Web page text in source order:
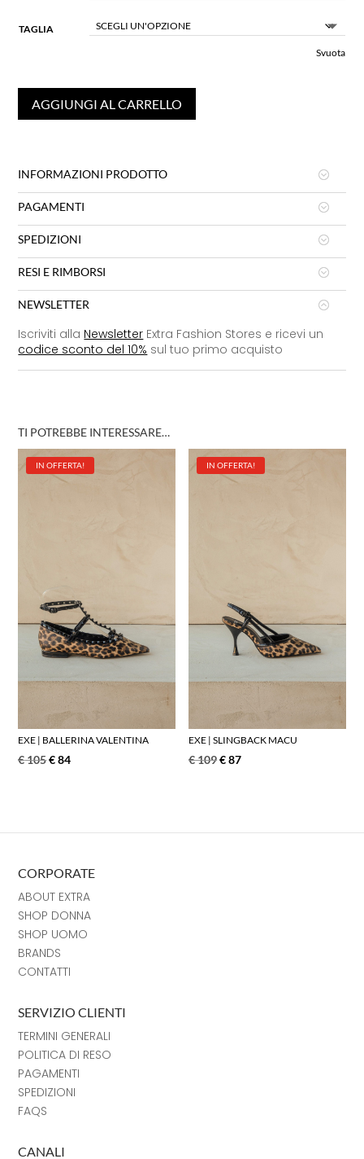
TAGLIA
Svuota
AGGIUNGI AL CARRELLO
INFORMAZIONI PRODOTTO
PAGAMENTI
SPEDIZIONI
RESI E RIMBORSI
NEWSLETTER
Iscriviti alla Newsletter Extra Fashion Stores e ricevi un
codice sconto del 10% sul tuo primo acquisto
TI POTREBBE INTERESSARE…
IN OFFERTA!
EXE | BALLERINA VALENTINA
€105€84
IN OFFERTA!
EXE | SLINGBACK MACU
€109€87
CORPORATE
ABOUT EXTRA
SHOP DONNA
SHOP UOMO
BRANDS
CONTATTI
SERVIZIO CLIENTI
TERMINI GENERALI
POLITICA DI RESO
PAGAMENTI
SPEDIZIONI
FAQS
CANALI